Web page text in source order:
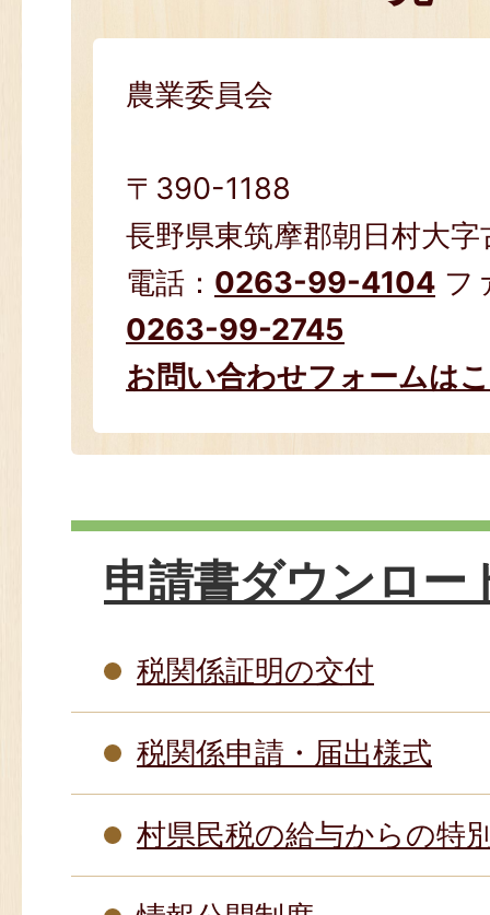
農業委員会
〒390-1188
長野県東筑摩郡朝日村大
電話： 0263-99-4104 フ
0263-99-2745
お問い合わせフォームは
申請書ダウンロー
税関係証明の交付
税関係申請・届出様式
村県民税の給与からの特